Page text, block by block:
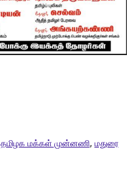
தமிழக மக்கள் முன்னணி, மதுரை